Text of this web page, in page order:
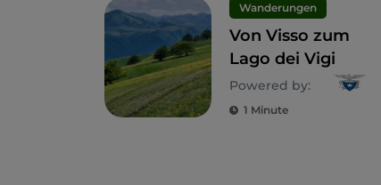
Wanderungen
Von Visso zum
Lago dei Vigi
Powered by:
1 Minute